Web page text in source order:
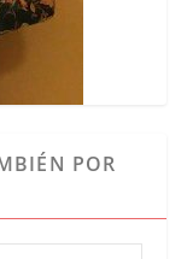
POR